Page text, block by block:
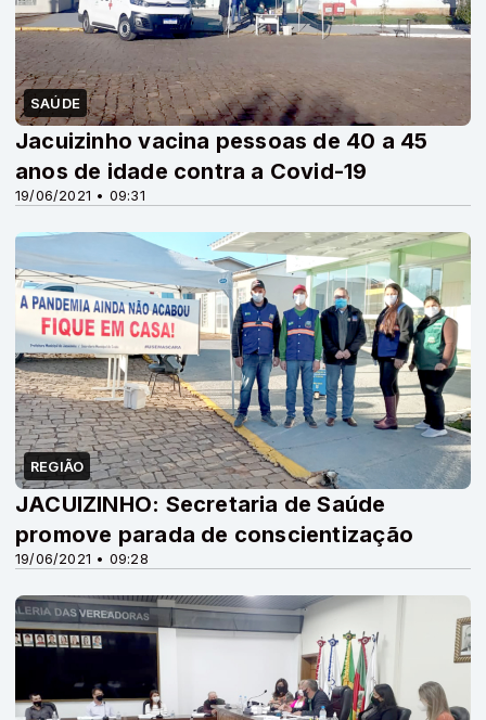
SAÚDE
19/06/2021 • 09:31
Jacuizinho vacina pessoas de 40 a 45
anos de idade contra a Covid-19
REGIÃO
19/06/2021 • 09:28
JACUIZINHO: Secretaria de Saúde
promove parada de conscientização